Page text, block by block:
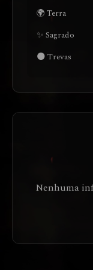
🌍 Terra
✨ Sagrado
🌑 Trevas
Nenhuma